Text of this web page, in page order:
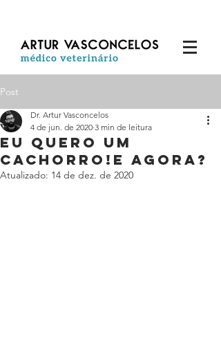
Post
EU QUERO UM
CACHORRO!E agora?
Dr. Artur Vasconcelos
4 de jun. de 2020 3 min de leitura
Atualizado: 14 de dez. de 2020